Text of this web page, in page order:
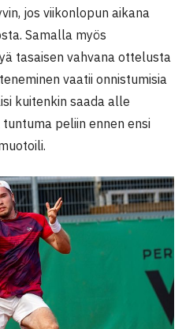
jos viikonlopun aikana
Samalla myös
tasaisen vahvana ottelusta
vaatii onnistumisia
kuitenkin saada alle
peliin ennen ensi